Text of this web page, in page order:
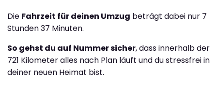
Die Fahrzeit für deinen Umzug beträgt dabei nur 7
Stunden 37 Minuten.
So gehst du auf Nummer sicher, dass innerhalb der
721 Kilometer alles nach Plan läuft und du stressfrei in
deiner neuen Heimat bist.